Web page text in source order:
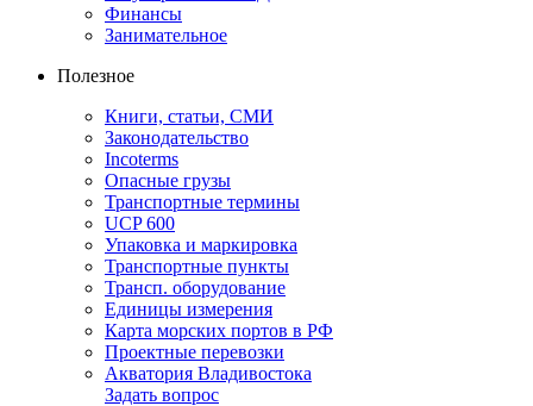
Финансы
Занимательное
Полезное
Книги, статьи, СМИ
Законодательство
Incoterms
Опасные грузы
Транспортные термины
UCP 600
Упаковка и маркировка
Транспортные пункты
Трансп. оборудование
Единицы измерения
Карта морских портов в РФ
Проектные перевозки
Акватория Владивостока
Задать вопрос